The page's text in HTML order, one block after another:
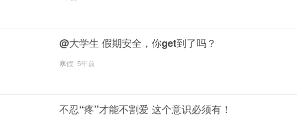
@大学生 假期安全，你get到了吗？
寒假 5年前
不忍“疼”才能不割爱 这个意识必须有！